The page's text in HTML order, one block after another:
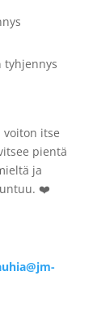
tyhjennys
voiton itse
pientä
ja
❤️